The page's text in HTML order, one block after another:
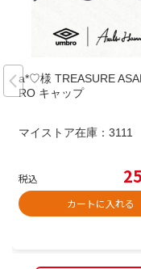
a*♡様 TREASURE
RO キャップ
マイストア在庫： 3111
税込
カートに入れる